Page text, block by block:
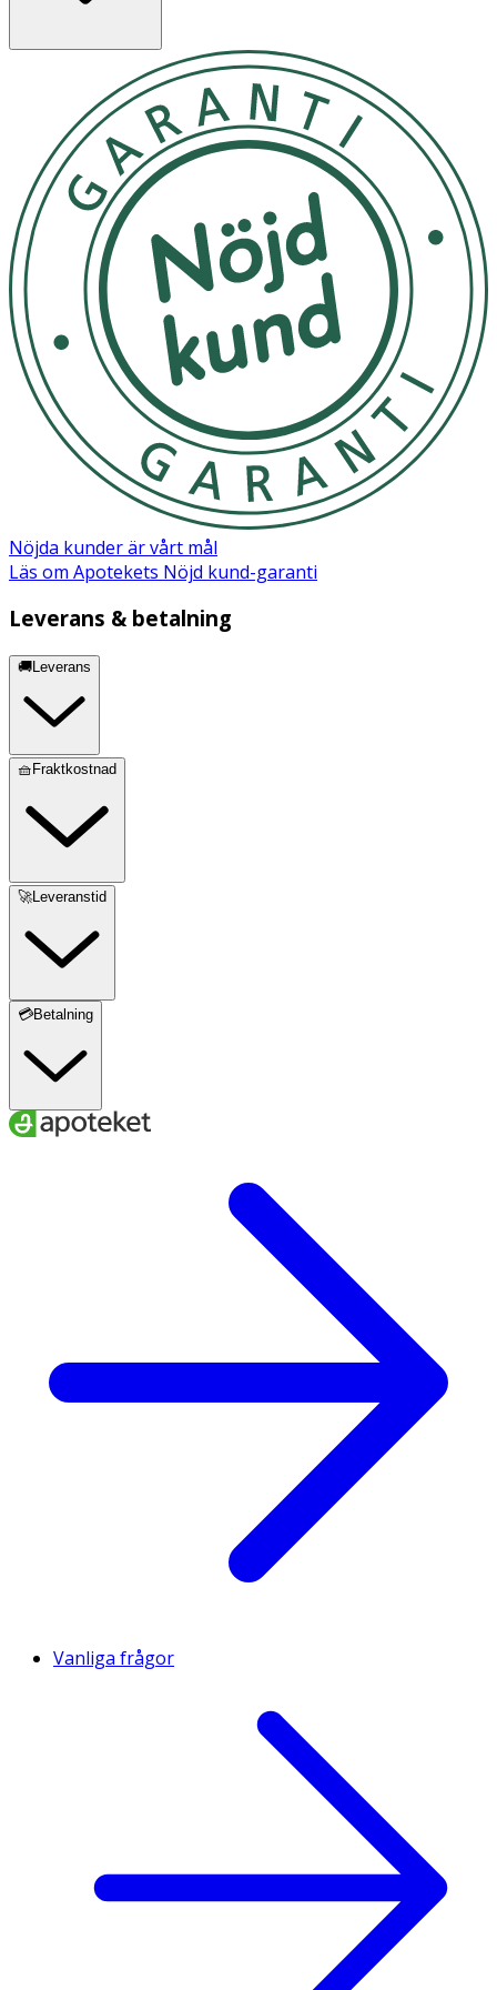
of the northernmost hair cosmetics factories in the
world.,MJUUK Naked Sense Fragrance-free Dry Texture
Spray är en lätt texturiserande spray som ger håret
naturlig volym och stadga. Denna texturspray gör det
enkelt och snabbt att skapa frisy
Du kan spraya det vid rötterna för att ge volym eller
längs längderna för att ge textur.
Förvaras i rumstemperatur
OK för gravida och ammande:
Ja
Ingredienser:
Dimethyl Ether, Alcohol Denat., Tapioca Starch, VP/VA
Copolymer, Hydrated Silica
Nöjda kunder är vårt mål
Läs om Apotekets Nöjd kund-garanti
Leverans & betalning
🚚Leverans
🧺Fraktkostnad
🚀Leveranstid
💳Betalning
Vanliga frågor